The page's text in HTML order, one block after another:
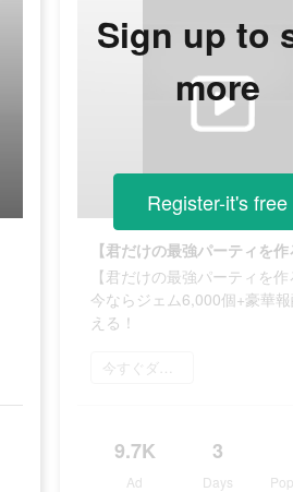
【君だけの最強パーティを作
今ならジェム6,000個+豪華
える！
今すぐダウンロード
9.7K
Ad
3
Days
Sign up to
more
Register-it's free